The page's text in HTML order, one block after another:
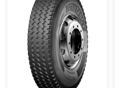
DM051 - 综合路
况
加深花纹沟设计，有效提
高驱动力和使用寿命。 高
强度胎体材料，提高轮胎
载重性能。